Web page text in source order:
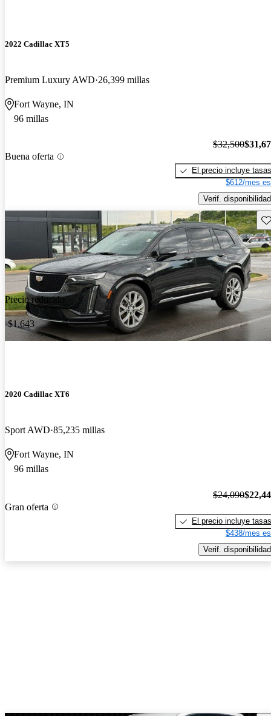
2022 Cadillac XT5
Premium Luxury AWD 26,399 millas
Fort Wayne, IN
96 millas
Buena oferta
$32,500
El precio incluye tasas
$612/mes
Verif. disponibilidad
Precio reducido
-$1,643
2020 Cadillac XT6
Sport AWD 85,235 millas
Fort Wayne, IN
96 millas
Gran oferta
$24,090
El precio incluye tasas
$438/mes
Verif. disponibilidad